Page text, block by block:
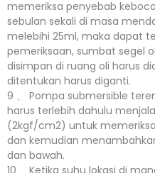
memeriksa penyebab
sebulan sekali di masa
melebihi 25ml, maka dapat
pemeriksaan, sumbat segel
disimpan di ruang oli harus
ditentukan harus diganti.
9 、 Pompa submersible
harus terlebih dahulu
(2kgf/cm2) untuk
dan kemudian
dan bawah.
10、 Ketika suhu lokasi di